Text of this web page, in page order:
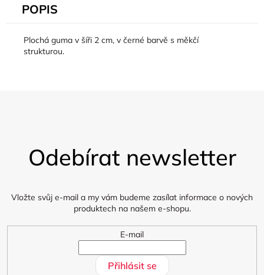
POPIS
Plochá guma v šíři 2 cm, v černé barvě s měkčí
strukturou.
Odebírat newsletter
Vložte svůj e-mail a my vám budeme zasílat informace o nových
produktech na našem e-shopu.
E-mail
Přihlásit se